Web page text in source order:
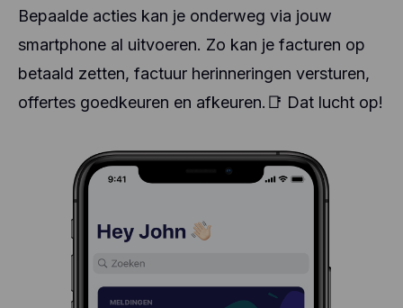
Bepaalde acties kan je onderweg via jouw
smartphone al uitvoeren. Zo kan je facturen op
betaald zetten, factuur herinneringen versturen,
offertes goedkeuren en afkeuren. 📑 Dat lucht op!